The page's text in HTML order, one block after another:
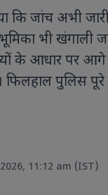
कि जांच अभी
भी खंगाली
के आधार पर आगे
फिलहाल पुलिस
11:12 am (IST)